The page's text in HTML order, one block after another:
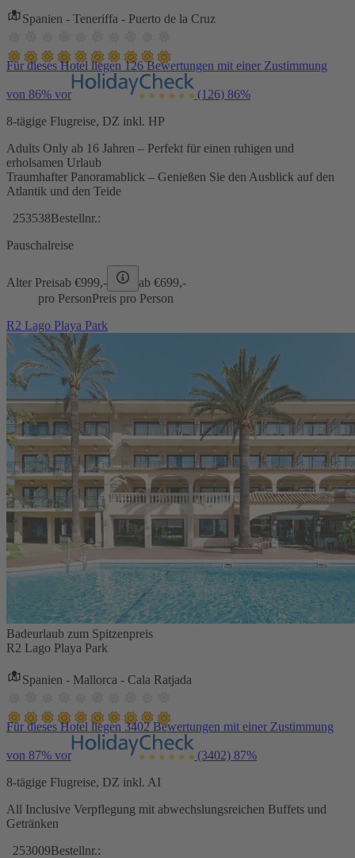
Spanien - Teneriffa - Puerto de la Cruz
Für dieses Hotel liegen 126 Bewertungen mit einer Zustimmung
von 86% vor (126) 86%
8-tägige Flugreise, DZ inkl. HP
Adults Only ab 16 Jahren – Perfekt für einen ruhigen und
erholsamen Urlaub
Traumhafter Panoramablick – Genießen Sie den Ausblick auf den
Atlantik und den Teide
253538Bestellnr.:
Pauschalreise
Alter Preisab €999,- ab €699,-
pro PersonPreis pro Person
R2 Lago Playa Park
Badeurlaub zum Spitzenpreis
R2 Lago Playa Park
Spanien - Mallorca - Cala Ratjada
Für dieses Hotel liegen 3402 Bewertungen mit einer Zustimmung
von 87% vor (3402) 87%
8-tägige Flugreise, DZ inkl. AI
All Inclusive Verpflegung mit abwechslungsreichen Buffets und
Getränken
253009Bestellnr.: